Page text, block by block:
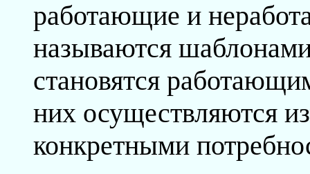
работающие и
называются
становятся
них осуществляются
конкретными